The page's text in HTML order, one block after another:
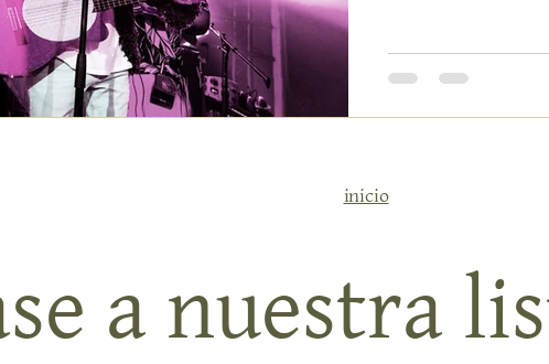
y fácil de sentir
pequeño universomás
inicio
a nuestra